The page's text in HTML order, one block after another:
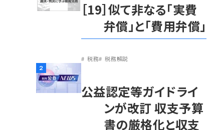
［19］似て非なる「実費
弁償」と「費用弁償」
税務 税務解説
2
公益認定等ガイドライ
ンが改訂 収支予算
書の厳格化と収支